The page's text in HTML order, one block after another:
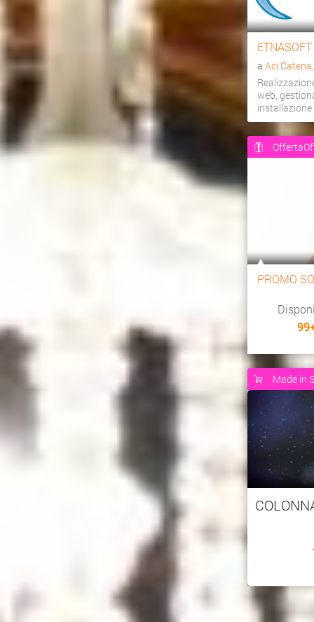
ETNASOFT
aAci
web,
PROMO
Made in